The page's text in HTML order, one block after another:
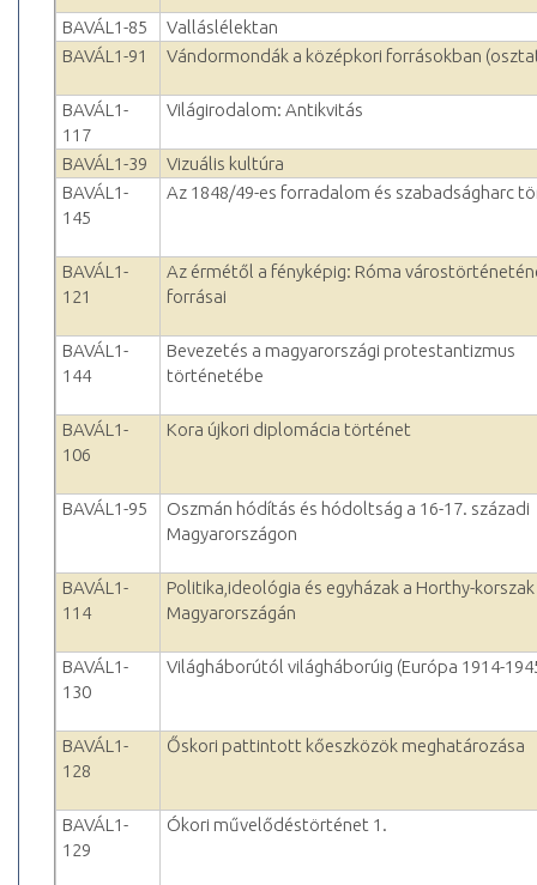
BAVÁL1-85
Valláslélektan
BAVÁL1-91
Vándormondák a középkori forrásokban
BAVÁL1-
117
Világirodalom: Antikvitás
BAVÁL1-39
Vizuális kultúra
BAVÁL1-
145
Az 1848/49-es forradalom és szabadságharc
BAVÁL1-
121
Az érmétől a fényképig: Róma
forrásai
BAVÁL1-
144
Bevezetés a magyarországi protestantizmus
történetébe
BAVÁL1-
106
Kora újkori diplomácia történet
BAVÁL1-95
Oszmán hódítás és hódoltság a 16-17. századi
Magyarországon
BAVÁL1-
114
Politika,ideológia és egyházak a Horthy-korszak
Magyarországán
BAVÁL1-
130
Világháborútól világháborúig (Európa 1914-
BAVÁL1-
128
Őskori pattintott kőeszközök meghatározása
BAVÁL1-
129
Ókori művelődéstörténet 1.